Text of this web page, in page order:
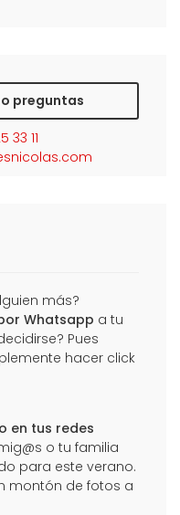
preguntas
33 11
más?
Whatsapp a tu
Pues
hacer click
en tus redes
o tu familia
para este verano.
montón de fotos a